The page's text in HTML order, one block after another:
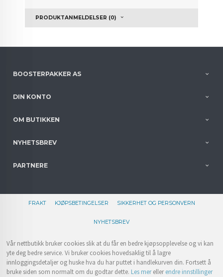
PRODUKTANMELDELSER (0)
BOOSTERPAKKER AS
DIN KONTO
OM BUTIKKEN
NYHETSBREV
PARTNERE
FRAKT KJØPSBETINGELSER SIKKERHET OG PERSONVERN
NYHETSBREV
Vår nettbutikk bruker cookies slik at du får en bedre kjøpsopplevelse og vi kan
yte deg bedre service. Vi bruker cookies hovedsaklig til å lagre
innloggingsdetaljer og huske hva du har puttet i handlekurven din. Fortsett å
bruke siden som normalt om du godtar dette. Les merellerendre innstillinger